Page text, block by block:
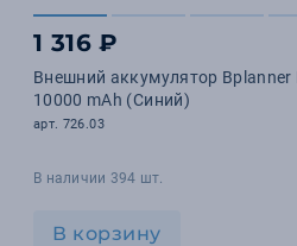
1 316 ₽
Внешний аккумулятор Bplanner
10000 mAh (Синий)
арт. 726.03
В наличии 394 шт.
В корзину